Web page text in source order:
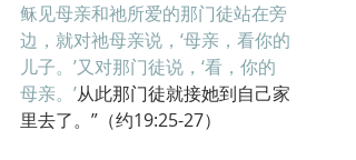
稣见母亲和祂所爱的那门徒站在旁
边，就对祂母亲说，‘母亲，看你的
儿子。’又对那门徒说，‘看，你的
母亲。’从此那门徒就接她到自己家
里去了。”（约19:25-27）